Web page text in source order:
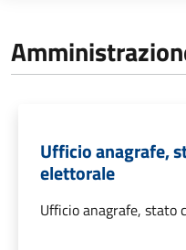
Ufficio anagrafe,
elettorale
Ufficio anagrafe, stato